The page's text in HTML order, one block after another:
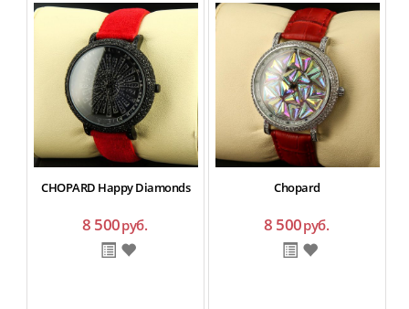
CHOPARD Happy Diamonds
8 500руб.
Chopard
8 500руб.